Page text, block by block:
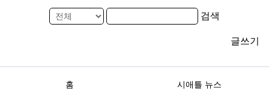
검색
글쓰기
홈 시애틀 뉴스